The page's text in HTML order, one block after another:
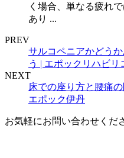
く場合、単なる疲れ
あり ...
PREV
サルコペニアかどう
う | エポックリハビリ
NEXT
床での座り方と腰痛
エポック伊丹
お気軽にお問い合わせくだ